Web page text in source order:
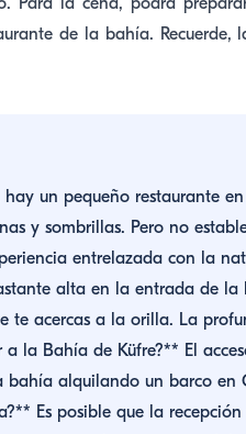
Para la cena, podrá
de la bahía. Recuerde,
un pequeño restaurante
y sombrillas. Pero no
entrelazada con la
alta en la entrada de la
te acercas a la orilla. La
la Bahía de Küfre?** El
bahía alquilando un barco en
Es posible que la